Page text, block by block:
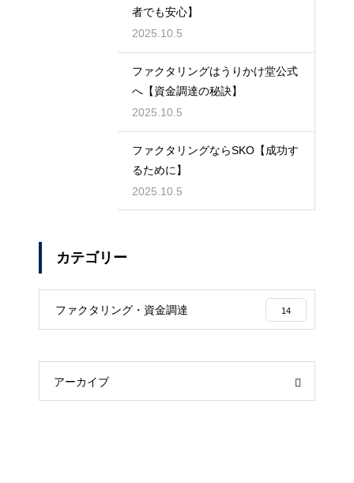
者でも安心】
2025.10.5
ファクタリングはうりかけ堂公式
へ【資金調達の秘訣】
2025.10.5
ファクタリングならSKO【成功す
るために】
2025.10.5
カテゴリー
ファクタリング・資金調達 14
アーカイブ